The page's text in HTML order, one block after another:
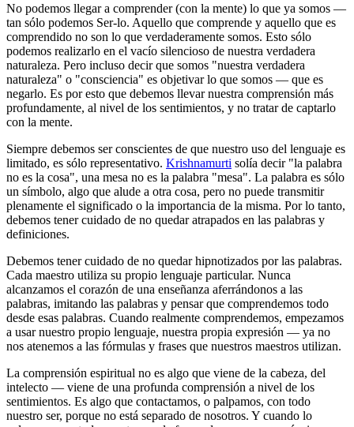
No podemos llegar a comprender (con la mente) lo que ya somos ―
tan sólo podemos Ser-lo. Aquello que comprende y aquello que es
comprendido no son lo que verdaderamente somos. Esto sólo
podemos realizarlo en el vacío silencioso de nuestra verdadera
naturaleza. Pero incluso decir que somos "nuestra verdadera
naturaleza" o "consciencia" es objetivar lo que somos ― que es
negarlo. Es por esto que debemos llevar nuestra comprensión más
profundamente, al nivel de los sentimientos, y no tratar de captarlo
con la mente.
Siempre debemos ser conscientes de que nuestro uso del lenguaje es
limitado, es sólo representativo. Krishnamurti solía decir "la palabra
no es la cosa", una mesa no es la palabra "mesa". La palabra es sólo
un símbolo, algo que alude a otra cosa, pero no puede transmitir
plenamente el significado o la importancia de la misma. Por lo tanto,
debemos tener cuidado de no quedar atrapados en las palabras y
definiciones.
Debemos tener cuidado de no quedar hipnotizados por las palabras.
Cada maestro utiliza su propio lenguaje particular. Nunca
alcanzamos el corazón de una enseñanza aferrándonos a las
palabras, imitando las palabras y pensar que comprendemos todo
desde esas palabras. Cuando realmente comprendemos, empezamos
a usar nuestro propio lenguaje, nuestra propia expresión ― ya no
nos atenemos a las fórmulas y frases que nuestros maestros utilizan.
La comprensión espiritual no es algo que viene de la cabeza, del
intelecto ― viene de una profunda comprensión a nivel de los
sentimientos. Es algo que contactamos, o palpamos, con todo
nuestro ser, porque no está separado de nosotros. Y cuando lo